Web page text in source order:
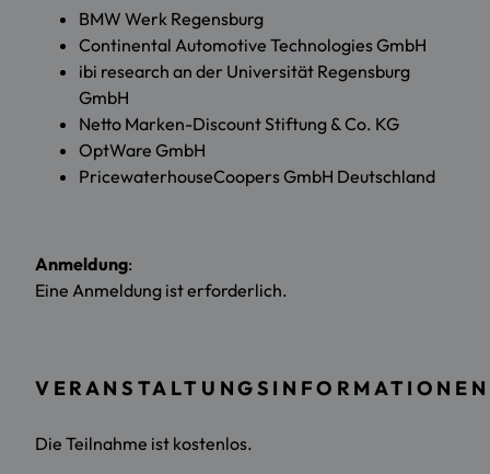
BMW Werk Regensburg
Continental Automotive Technologies GmbH
ibi research an der Universität Regensburg
GmbH
Netto Marken-Discount Stiftung & Co. KG
OptWare GmbH
PricewaterhouseCoopers GmbH Deutschland
Anmeldung:
Eine Anmeldung ist erforderlich.
VERANSTALTUNGSINFORMATIONEN
Die Teilnahme ist kostenlos.